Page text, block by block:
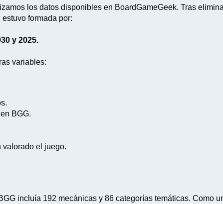
los datos disponibles en BoardGameGeek. Tras
formada por:
y 2025.
variables:
BGG.
valorado el juego.
incluía 192 mecánicas y 86 categorías temáticas. Como